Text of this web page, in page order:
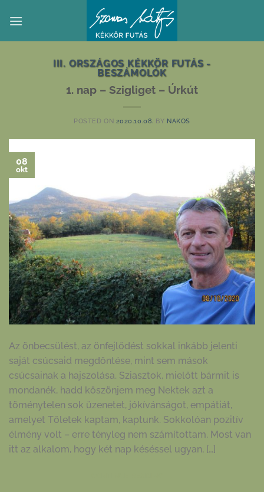
III. ORSZÁGOS KÉKKÖR FUTÁS -
BESZÁMOLÓK
1. nap – Szigliget – Úrkút
POSTED ON 2020.10.08. BY NAKOS
08
okt
Az önbecsülést, az önfejlődést sokkal inkább jelenti
saját csúcsaid megdöntése, mint sem mások
csúcsainak a hajszolása. Sziasztok, mielőtt bármit is
mondanék, hadd köszönjem meg Nektek azt a
töménytelen sok üzenetet, jókívánságot, empátiát,
amelyet Tőletek kaptam, kaptunk. Sokkolóan pozitív
élmény volt – erre tényleg nem számítottam. Most van
itt az alkalom, hogy két nap késéssel ugyan, […]